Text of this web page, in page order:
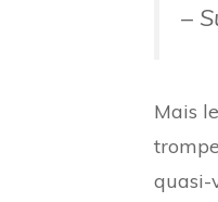
–
Mais
quasi-